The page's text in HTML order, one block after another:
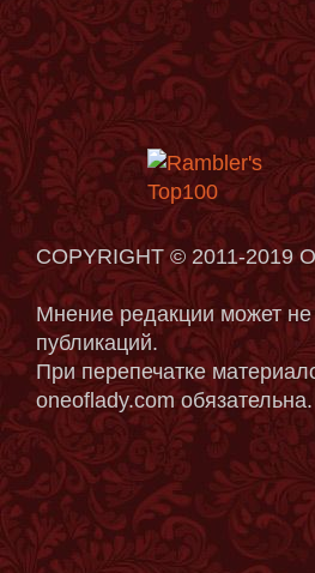
COPYRIGHT © 2011-2019
Мнение редакции может не
публикаций.
При перепечатке
oneoflady.com обязательна.